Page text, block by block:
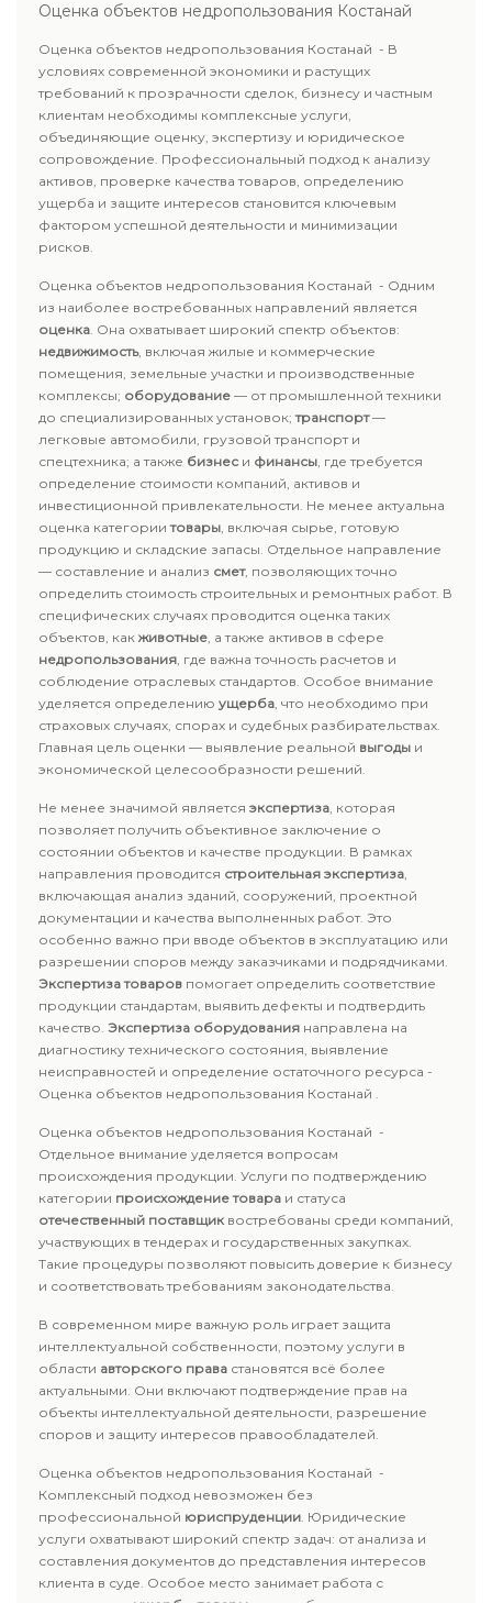
Оценка объектов недропользования Костанай
Оценка объектов недропользования Костанай - В
условиях современной экономики и растущих
требований к прозрачности сделок, бизнесу и частным
клиентам необходимы комплексные услуги,
объединяющие оценку, экспертизу и юридическое
сопровождение. Профессиональный подход к анализу
активов, проверке качества товаров, определению
ущерба и защите интересов становится ключевым
фактором успешной деятельности и минимизации
рисков.
Оценка объектов недропользования Костанай - Одним
из наиболее востребованных направлений является
оценка. Она охватывает широкий спектр объектов:
недвижимость, включая жилые и коммерческие
помещения, земельные участки и производственные
комплексы; оборудование — от промышленной техники
до специализированных установок;транспорт—
легковые автомобили, грузовой транспорт и
спецтехника; а также бизнес и финансы, где требуется
определение стоимости компаний, активов и
инвестиционной привлекательности. Не менее актуальна
оценка категориитовары, включая сырье, готовую
продукцию и складские запасы. Отдельное направление
— составление и анализ смет, позволяющих точно
определить стоимость строительных и ремонтных работ. В
специфических случаях проводится оценка таких
объектов, какживотные, а также активов в сфере
недропользования, где важна точность расчетов и
соблюдение отраслевых стандартов. Особое внимание
уделяется определению ущерба, что необходимо при
страховых случаях, спорах и судебных разбирательствах.
Главная цель оценки — выявление реальной выгоды и
экономической целесообразности решений.
Не менее значимой является экспертиза, которая
позволяет получить объективное заключение о
состоянии объектов и качестве продукции. В рамках
направления проводится строительная экспертиза,
включающая анализ зданий, сооружений, проектной
документации и качества выполненных работ. Это
особенно важно при вводе объектов в эксплуатацию или
разрешении споров между заказчиками и подрядчиками.
Экспертиза товаров помогает определить соответствие
продукции стандартам, выявить дефекты и подтвердить
качество. Экспертиза оборудования направлена на
диагностику технического состояния, выявление
неисправностей и определение остаточного ресурса -
Оценка объектов недропользования Костанай .
Оценка объектов недропользования Костанай -
Отдельное внимание уделяется вопросам
происхождения продукции. Услуги по подтверждению
категории происхождение товара и статуса
отечественный поставщик востребованы среди компаний,
участвующих в тендерах и государственных закупках.
Такие процедуры позволяют повысить доверие к бизнесу
и соответствовать требованиям законодательства.
В современном мире важную роль играет защита
интеллектуальной собственности, поэтому услуги в
области авторского права становятся всё более
актуальными. Они включают подтверждение прав на
объекты интеллектуальной деятельности, разрешение
споров и защиту интересов правообладателей.
Оценка объектов недропользования Костанай -
Комплексный подход невозможен без
профессиональной юриспруденции. Юридические
услуги охватывают широкий спектр задач: от анализа и
составления документов до представления интересов
клиента в суде. Особое место занимает работа с